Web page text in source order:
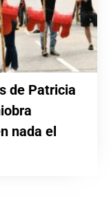
de Patricia
nada el